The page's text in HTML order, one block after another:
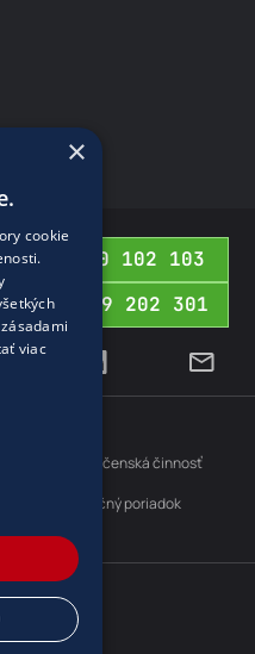
0800 102 103
02 69 202 301
Protispoločenská činnosť
Reklamačný poriadok
za vady
×
cookie
viac